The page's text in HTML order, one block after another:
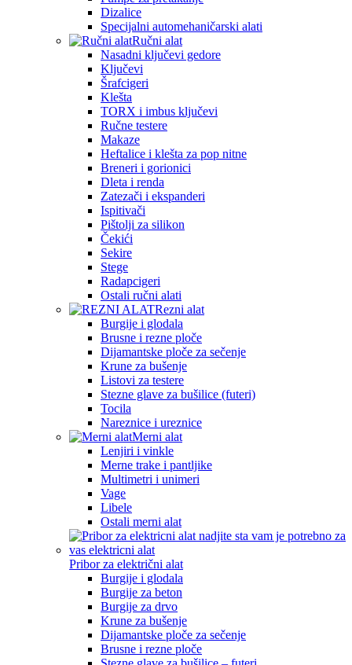
Dizalice
Specijalni automehaničarski alati
Ručni alat
Nasadni ključevi gedore
Ključevi
Šrafcigeri
Klešta
TORX i imbus ključevi
Ručne testere
Makaze
Heftalice i klešta za pop nitne
Breneri i gorionici
Dleta i renda
Zatezači i ekspanderi
Ispitivači
Pištolji za silikon
Čekići
Sekire
Stege
Radapcigeri
Ostali ručni alati
Rezni alat
Burgije i glodala
Brusne i rezne ploče
Dijamantske ploče za sečenje
Krune za bušenje
Listovi za testere
Stezne glave za bušilice (futeri)
Tocila
Nareznice i ureznice
Merni alat
Lenjiri i vinkle
Merne trake i pantljike
Multimetri i unimeri
Vage
Libele
Ostali merni alat
Pribor za električni alat
Burgije i glodala
Burgije za beton
Burgije za drvo
Krune za bušenje
Dijamantske ploče za sečenje
Brusne i rezne ploče